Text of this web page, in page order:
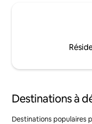
Destinations à
Destinations populaires